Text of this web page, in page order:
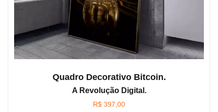
Quadro Decorativo Bitcoin.
A Revolução Digital.
R$ 397,00